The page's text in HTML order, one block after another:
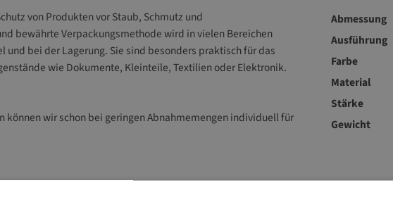
von Produkten vor Staub, Schmutz und
bewährte Verpackungsmethode wird in vielen Bereichen
und bei der Lagerung. Sie sind besonders praktisch für das
wie Dokumente, Kleinteile, Textilien oder Elektronik.
können wir schon bei geringen Abnahmemengen individuell für
Abmessung
Ausführung
Farbe
Material
Stärke
Gewicht